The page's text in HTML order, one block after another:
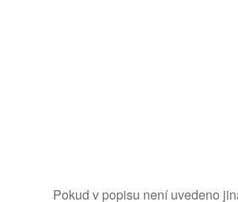
Pokud v popisu není uvedeno